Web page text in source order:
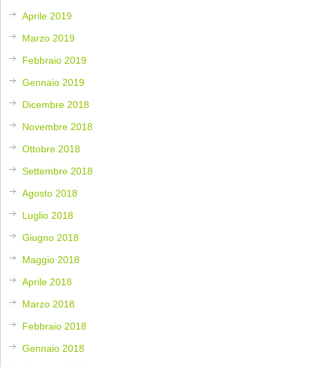
Aprile 2019
Marzo 2019
Febbraio 2019
Gennaio 2019
Dicembre 2018
Novembre 2018
Ottobre 2018
Settembre 2018
Agosto 2018
Luglio 2018
Giugno 2018
Maggio 2018
Aprile 2018
Marzo 2018
Febbraio 2018
Gennaio 2018